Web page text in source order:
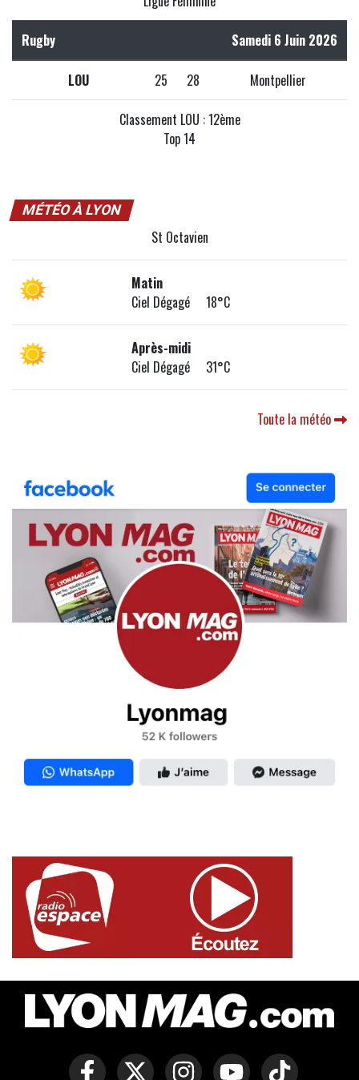
Rugby Samedi 6 Juin 2026
LOU 25 28 Montpellier
Classement LOU : 12ème
Top 14
MÉTÉO À LYON
St Octavien
Matin
Ciel Dégagé 18°C
Après-midi
Ciel Dégagé 31°C
Toute la météo